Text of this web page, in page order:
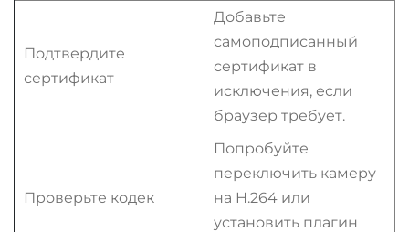
Подтвердите
сертификат
Добавьте
самоподписанный
сертификат в
исключения, если
браузер требует.
Проверьте кодек
Попробуйте
переключить камеру
на H.264 или
установить плагин